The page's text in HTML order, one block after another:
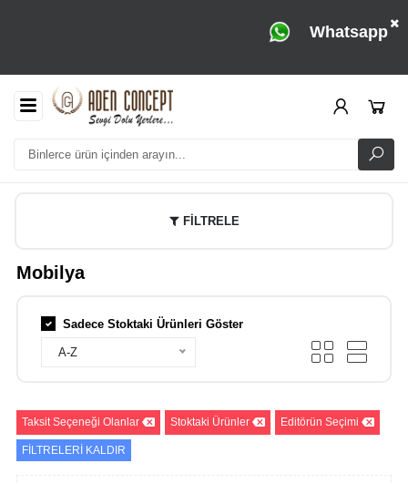
Whatsapp
FİLTRELE
Mobilya
Sadece Stoktaki Ürünleri Göster
A-Z
Taksit Seçeneği Olanlar Stoktaki Ürünler Editörün Seçimi
FİLTRELERİ KALDIR